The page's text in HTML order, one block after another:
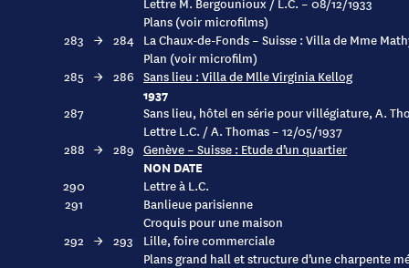
Plans (voir microfilms)
283 → 284 La Chaux-de-Fonds – Suisse : Villa de Mme
Plan (voir microfilm)
285 → 286 Sans lieu : Villa de Mlle Virginia Kellog
1937
287
Sans lieu, hôtel en série pour villégiature, A.
Lettre L.C. / A. Thomas – 12/05/1937
288 → 289 Genève – Suisse : Etude d’un quartier
NON DATE
290
Lettre à L.C.
291
Banlieue parisienne
Croquis pour une maison
292 → 293
Lille, foire commerciale
Plans grand hall et structure d’une charpente